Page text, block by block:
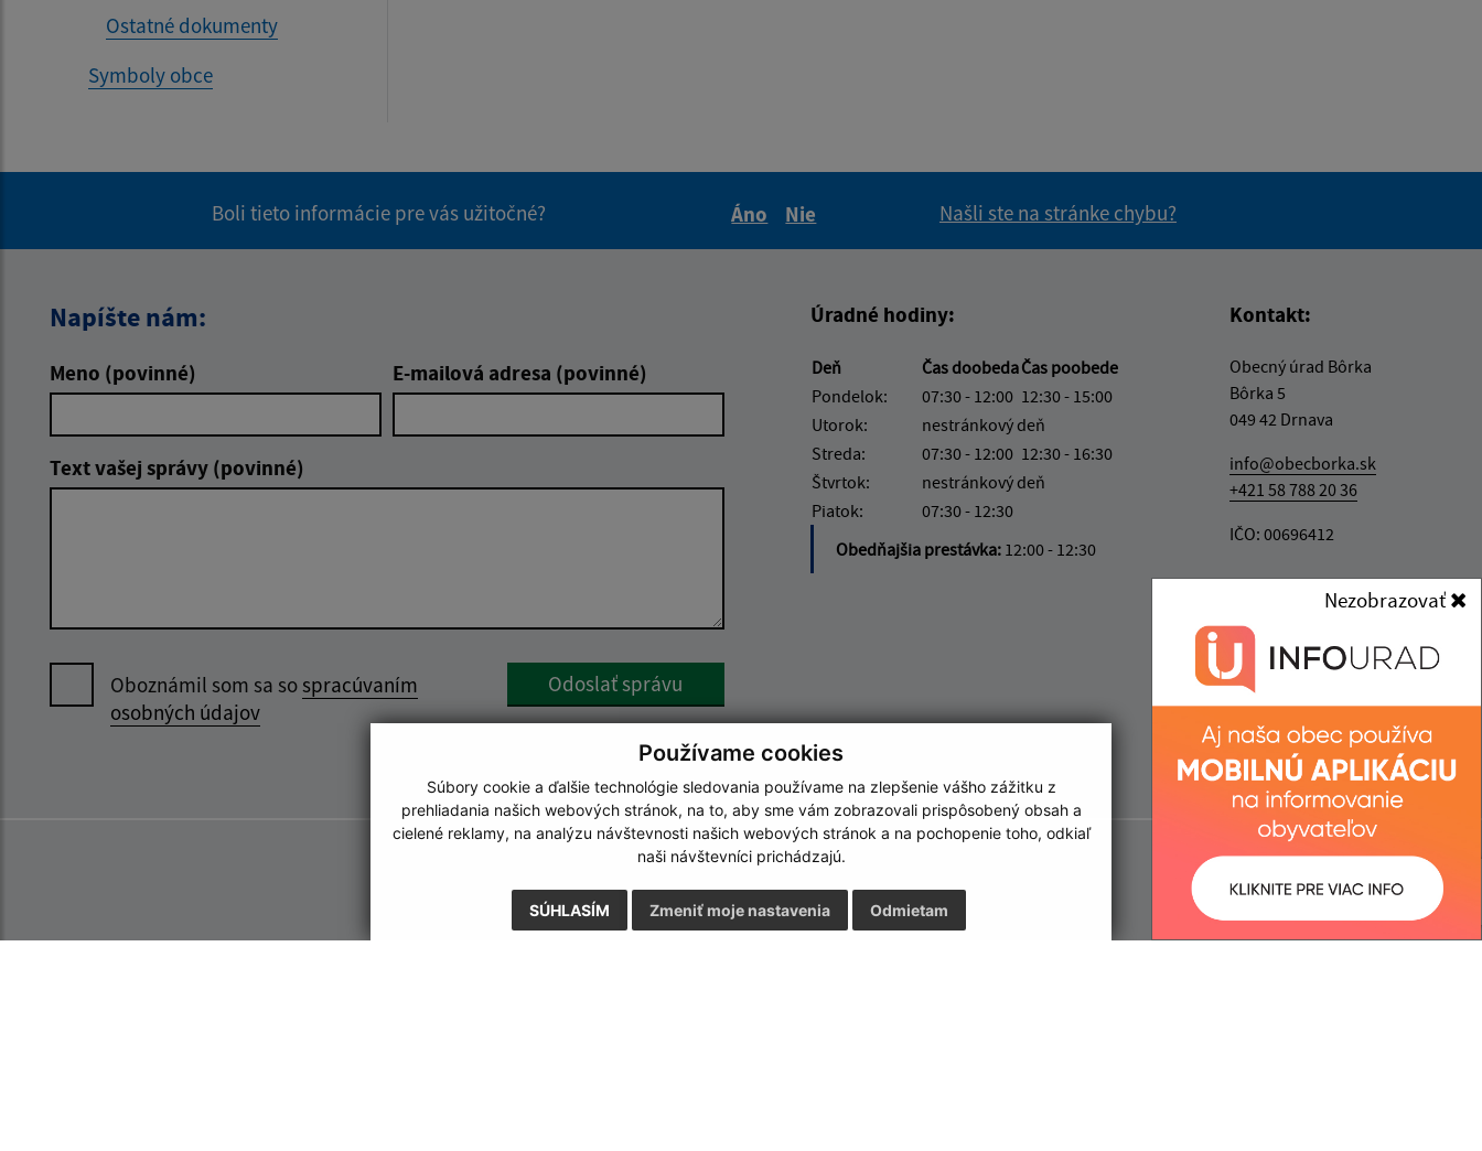
Používame cookies
Súbory cookie a ďalšie technológie sledovania používame na zlepšenie vášho zážitku z
prehliadania našich webových stránok, na to, aby sme vám zobrazovali prispôsobený obsah a
cielené reklamy, na analýzu návštevnosti našich webových stránok a na pochopenie toho, odkiaľ
naši návštevníci prichádzajú.
SÚHLASÍM Odmietam
Zmeniť moje nastavenia
Nezobrazovať
Ostatné dokumenty
Symboly obce
Boli tieto informácie pre vás užitočné?
Áno
Nie
Našli ste na stránke chybu?
Napíšte nám:
Meno (povinné) E-mailová adresa (povinné)
Text vašej správy (povinné)
Oboznámil som sa sospracúvaním
osobných údajov
Odoslať správu
Úradné hodiny:
Deň Čas doobedaČas poobede
Pondelok:
07:30 - 12:00 12:30 - 15:00
Utorok:
nestránkový deň
Streda:
07:30 - 12:00 12:30 - 16:30
Štvrtok:
nestránkový deň
Piatok:
07:30 - 12:30
Obedňajšia prestávka: 12:00 - 12:30
Kontakt:
Obecný úrad Bôrka
Bôrka 5
049 42 Drnava
info@obecborka.sk
+421 58 788 20 36
IČO: 00696412